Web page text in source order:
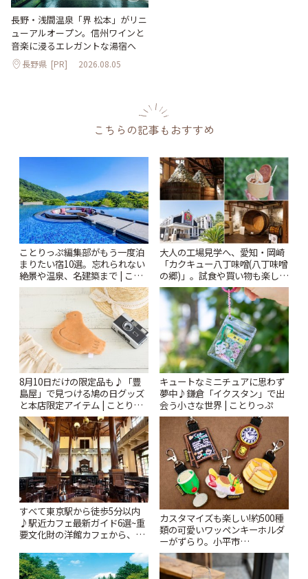
長野・浅間温泉「界 松本」がリニ
ューアルオープン。信州ワインと
音楽に浸るエレガントな湯宿へ
長野県 [PR] 2026.08.05
こちらの記事もおすすめ
ことりっぷ編集部がもう一度泊
まりたい宿10選。忘れられない
絶景や温泉、名建築まで | こと
りっぷ
大人の工場見学へ、愛知・岡崎
「カクキュー八丁味噌(八丁味噌
の郷)」。試食や買い物も楽しみ
♪ | ことりっぷ
8月10日だけの限定品も♪「豊
島屋」で見つける鳩の日グッズ
と本店限定アイテム | ことりっ
ぷ
キュートなミニチュアに思わず
夢中♪鎌倉「イクスタン」で出
会う小さな世界 | ことりっぷ
すべて東京駅から徒歩5分以内
♪駅近カフェ最新ガイド6選~重
要文化財の洋館カフェから、改
りっぷ
カスタマイズも楽しい!約500種
類の可愛いワッペンキーホルダ
ーがずらり。小平市
「Kimamaya T&K」 | ことりっ
ぷ